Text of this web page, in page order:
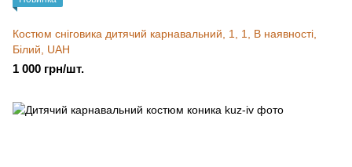
Костюм сніговика дитячий карнавальний, 1, 1, В наявності,
Білий, UAH
1 000 грн/шт.